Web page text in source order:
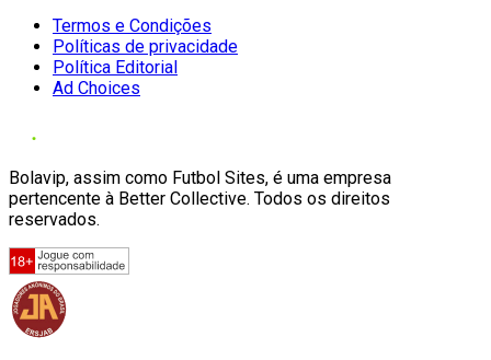
Termos e Condições
Políticas de privacidade
Política Editorial
Ad Choices
Bolavip, assim como Futbol Sites, é uma empresa
pertencente à Better Collective. Todos os direitos
reservados.